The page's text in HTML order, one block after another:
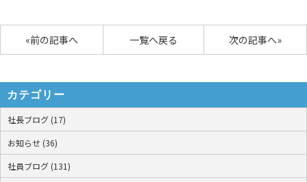
«前の記事へ 次の記事へ»
一覧へ戻る
カテゴリー
社長ブログ (17)
お知らせ (36)
社員ブログ (131)